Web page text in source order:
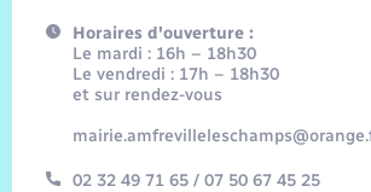
Horaires d'ouverture :
Le mardi : 16h – 18h30
Le vendredi : 17h – 18h30
et sur rendez-vous
02 32 49 71 65 / 07 50 67 45 25